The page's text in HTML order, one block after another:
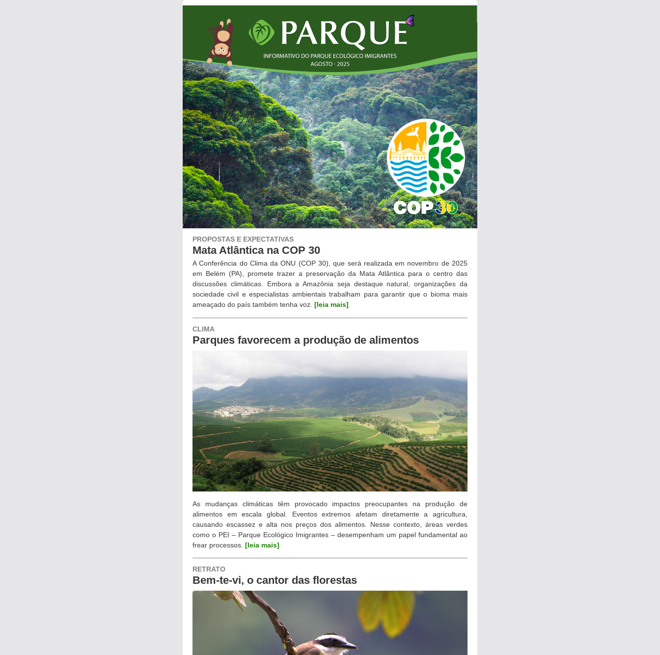
PROPOSTAS E EXPECTATIVAS
Mata Atlântica na COP 30
A Conferência do Clima da ONU (COP 30), que será realizada em novembro de 2025
em Belém (PA), promete trazer a preservação da Mata Atlântica para o centro das
discussões climáticas. Embora a Amazônia seja destaque natural, organizações da
sociedade civil e especialistas ambientais trabalham para garantir que o bioma mais
ameaçado do país também tenha voz. [leia mais]
CLIMA
Parques favorecem a produção de alimentos
As mudanças climáticas têm provocado impactos preocupantes na produção de
alimentos em escala global. Eventos extremos afetam diretamente a agricultura,
causando escassez e alta nos preços dos alimentos. Nesse contexto, áreas verdes
como o PEI – Parque Ecológico Imigrantes – desempenham um papel fundamental ao
frear processos. [leia mais]
RETRATO
Bem-te-vi, o cantor das florestas